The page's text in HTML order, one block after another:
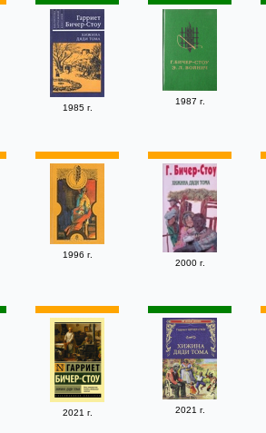
1985 г.
1987 г.
1996 г.
2000 г.
2021 г. 2021 г.